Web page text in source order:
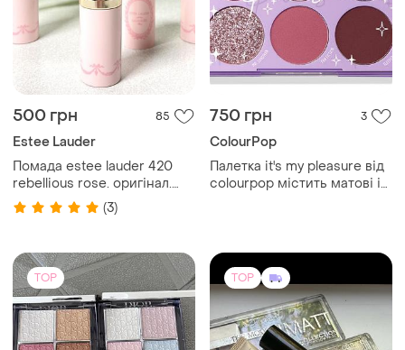
500 грн 85
Estee Lauder
Помада estee lauder 420
rebellious rose. оригінал.
estée lauder
(3)
750 грн 3
ColourPop
Палетка it's my pleasure від
colourpop містить матові і
TOP TOP